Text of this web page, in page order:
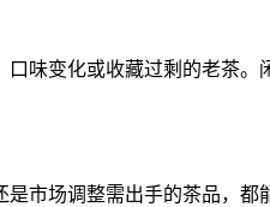
味变化或收藏过剩的老茶
市场调整需出手的茶品，都